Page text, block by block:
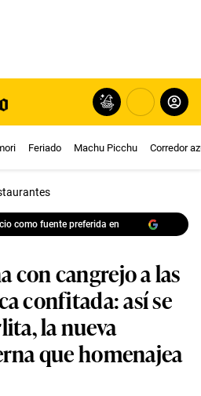
Feriado Machu Picchu Corredor
como fuente preferida en
con cangrejo a las
confitada: así se
la nueva
que homenajea